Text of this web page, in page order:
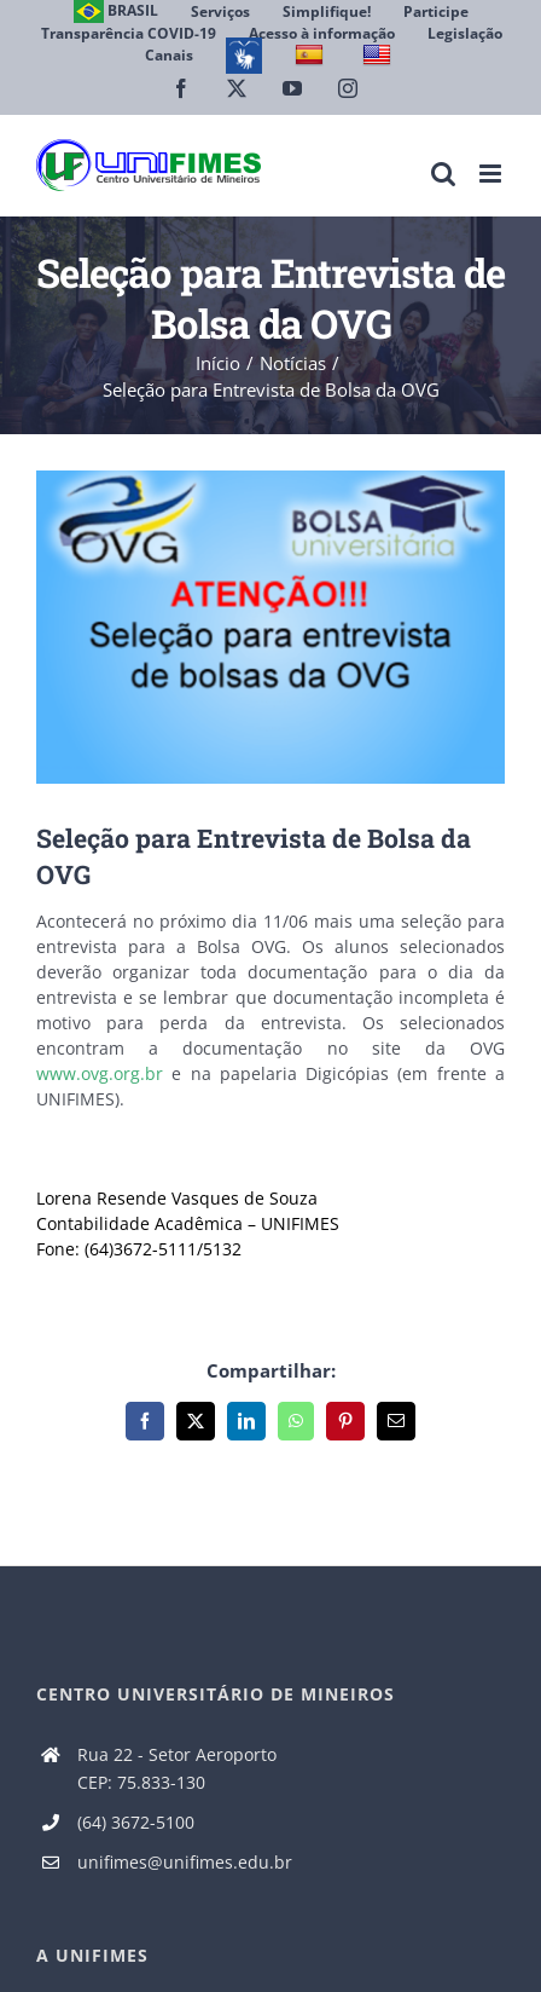
BRASIL Serviços Simplifique!
Participe
Transparência COVID-19
Acesso à informação
Legislação
Canais
Facebook YouTubeInstagram
Seleção para Entrevista de
Bolsa da OVG
Início
Notícias
Seleção para Entrevista de Bolsa da OVG
View
Larger
Image
Seleção para Entrevista de Bolsa da
OVG
Acontecerá no próximo dia 11/06 mais uma seleção para
entrevista para a Bolsa OVG. Os alunos selecionados
deverão organizar toda documentação para o dia da
entrevista e se lembrar que documentação incompleta é
motivo para perda da entrevista. Os selecionados
encontram a documentação no site da OVG
www.ovg.org.br e na papelaria Digicópias (em frente a
UNIFIMES).
Lorena Resende Vasques de Souza
Contabilidade Acadêmica – UNIFIMES
Fone: (64)3672-5111/5132
Compartilhar:
Facebook
X LinkedInWhatsAppPinterest
E-
mail
CENTRO UNIVERSITÁRIO DE MINEIROS
Rua 22 - Setor Aeroporto
CEP: 75.833-130
(64) 3672-5100
unifimes@unifimes.edu.br
A UNIFIMES